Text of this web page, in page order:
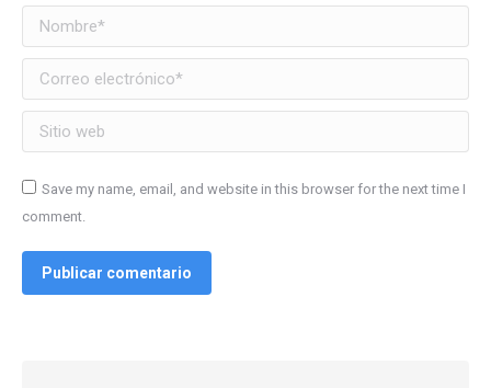
Nombre *
Correo electrónico *
Sitio web
Save my name, email, and website in this browser for the next time I
comment.
Publicar comentario